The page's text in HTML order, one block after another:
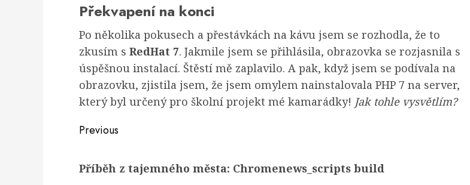
Překvapení na konci
Po několika pokusech a přestávkách na kávu jsem se rozhodla, že to
zkusím s RedHat 7. Jakmile jsem se přihlásila, obrazovka se rozjasnila s
úspěšnou instalací. Štěstí mě zaplavilo. A pak, když jsem se podívala na
obrazovku, zjistila jsem, že jsem omylem nainstalovala PHP 7 na server,
který byl určený pro školní projekt mé kamarádky! Jak tohle vysvětlím?
Post
Previous
post:
Příběh z tajemného města: Chromenews_scripts build